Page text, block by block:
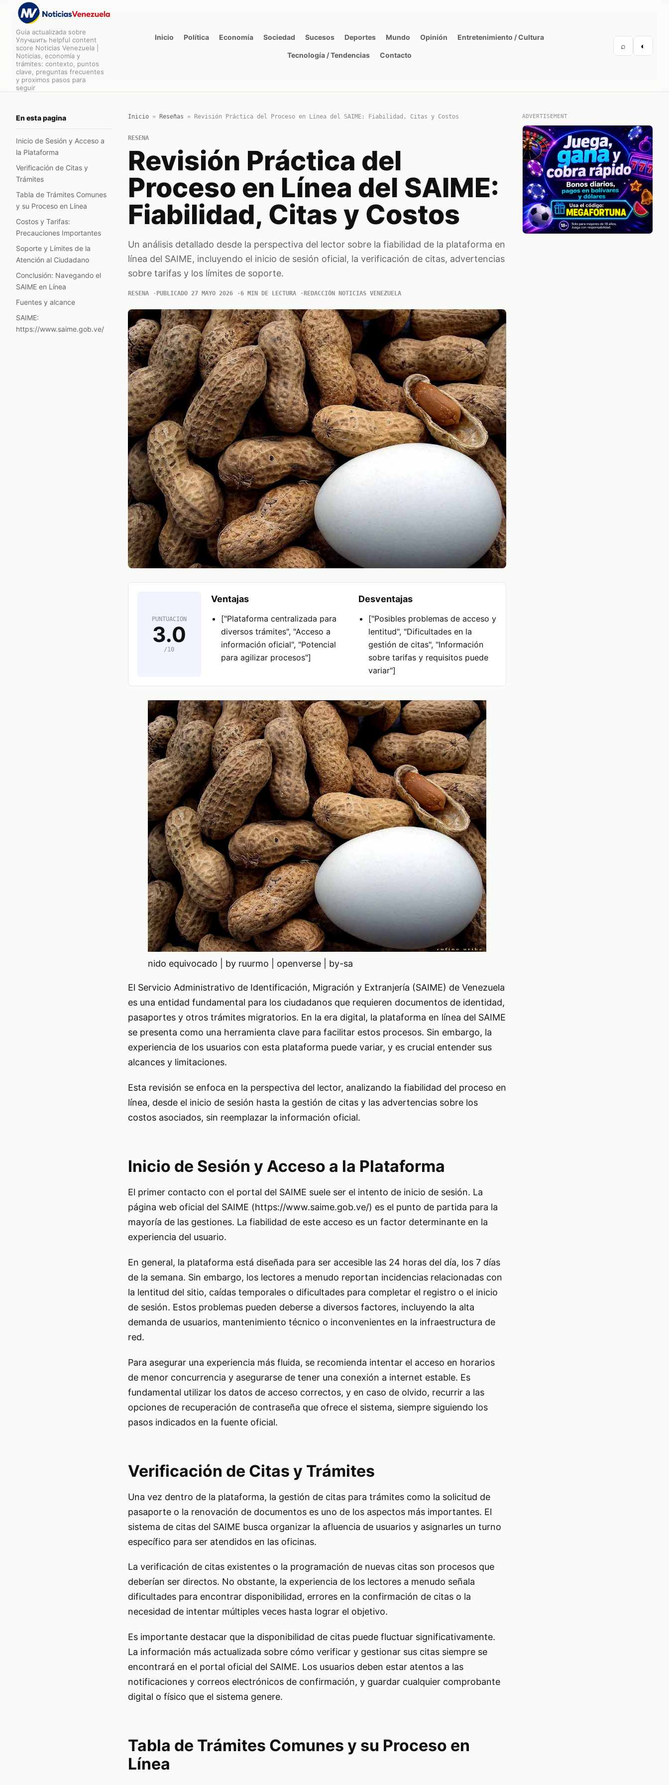
Guia actualizada sobre
Улучшить helpful content
score Noticias Venezuela |
Noticias, economía y
trámites: contexto, puntos
clave, preguntas frecuentes
y proximos pasos para
seguir
Inicio Política Economía Sociedad Sucesos Deportes Mundo Opinión Entretenimiento / Cultura
Tecnología / Tendencias Contacto
⌕ ◐
En esta pagina
Inicio de Sesión y Acceso a
la Plataforma
Verificación de Citas y
Trámites
Tabla de Trámites Comunes
y su Proceso en Línea
Costos y Tarifas:
Precauciones Importantes
Soporte y Límites de la
Atención al Ciudadano
Conclusión: Navegando el
SAIME en Línea
Fuentes y alcance
SAIME:
https://www.saime.gob.ve/
Inicio» Reseñas » Revisión Práctica del Proceso en Línea del SAIME: Fiabilidad, Citas y Costos
RESENA
Revisión Práctica del
Proceso en Línea del SAIME:
Fiabilidad, Citas y Costos
Un análisis detallado desde la perspectiva del lector sobre la fiabilidad de la plataforma en
línea del SAIME, incluyendo el inicio de sesión oficial, la verificación de citas, advertencias
sobre tarifas y los límites de soporte.
RESENA PUBLICADO 27 MAYO 2026 6 MIN DE LECTURA REDACCIÓN NOTICIAS VENEZUELA
PUNTUACION
3.0
/10
Ventajas
["Plataforma centralizada para
diversos trámites", "Acceso a
información oficial", "Potencial
para agilizar procesos"]
Desventajas
["Posibles problemas de acceso y
lentitud", "Dificultades en la
gestión de citas", "Información
sobre tarifas y requisitos puede
variar"]
nido equivocado | by ruurmo | openverse | by-sa
El Servicio Administrativo de Identificación, Migración y Extranjería (SAIME) de Venezuela
es una entidad fundamental para los ciudadanos que requieren documentos de identidad,
pasaportes y otros trámites migratorios. En la era digital, la plataforma en línea del SAIME
se presenta como una herramienta clave para facilitar estos procesos. Sin embargo, la
experiencia de los usuarios con esta plataforma puede variar, y es crucial entender sus
alcances y limitaciones.
Esta revisión se enfoca en la perspectiva del lector, analizando la fiabilidad del proceso en
línea, desde el inicio de sesión hasta la gestión de citas y las advertencias sobre los
costos asociados, sin reemplazar la información oficial.
Inicio de Sesión y Acceso a la Plataforma
El primer contacto con el portal del SAIME suele ser el intento de inicio de sesión. La
página web oficial del SAIME (https://www.saime.gob.ve/) es el punto de partida para la
mayoría de las gestiones. La fiabilidad de este acceso es un factor determinante en la
experiencia del usuario.
En general, la plataforma está diseñada para ser accesible las 24 horas del día, los 7 días
de la semana. Sin embargo, los lectores a menudo reportan incidencias relacionadas con
la lentitud del sitio, caídas temporales o dificultades para completar el registro o el inicio
de sesión. Estos problemas pueden deberse a diversos factores, incluyendo la alta
demanda de usuarios, mantenimiento técnico o inconvenientes en la infraestructura de
red.
Para asegurar una experiencia más fluida, se recomienda intentar el acceso en horarios
de menor concurrencia y asegurarse de tener una conexión a internet estable. Es
fundamental utilizar los datos de acceso correctos, y en caso de olvido, recurrir a las
opciones de recuperación de contraseña que ofrece el sistema, siempre siguiendo los
pasos indicados en la fuente oficial.
Verificación de Citas y Trámites
Una vez dentro de la plataforma, la gestión de citas para trámites como la solicitud de
pasaporte o la renovación de documentos es uno de los aspectos más importantes. El
sistema de citas del SAIME busca organizar la afluencia de usuarios y asignarles un turno
específico para ser atendidos en las oficinas.
La verificación de citas existentes o la programación de nuevas citas son procesos que
deberían ser directos. No obstante, la experiencia de los lectores a menudo señala
dificultades para encontrar disponibilidad, errores en la confirmación de citas o la
necesidad de intentar múltiples veces hasta lograr el objetivo.
Es importante destacar que la disponibilidad de citas puede fluctuar significativamente.
La información más actualizada sobre cómo verificar y gestionar sus citas siempre se
encontrará en el portal oficial del SAIME. Los usuarios deben estar atentos a las
notificaciones y correos electrónicos de confirmación, y guardar cualquier comprobante
digital o físico que el sistema genere.
Tabla de Trámites Comunes y su Proceso en
Línea
ADVERTISEMENT